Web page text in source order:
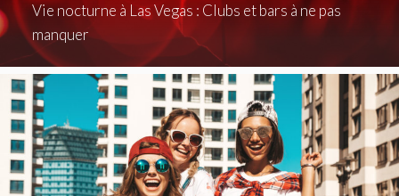
Vie nocturne à Las Vegas : Clubs et bars à ne pas
manquer